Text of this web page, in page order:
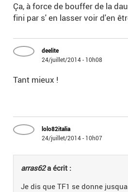
Ça, à force de bouffer de la
fini par s' en lasser voir d'en
deelite
24/juillet/2014 - 10h08
Tant mieux !
lolo82italia
24/juillet/2014 - 10h07
arras62a écrit :
Je dis que TF1 se donne